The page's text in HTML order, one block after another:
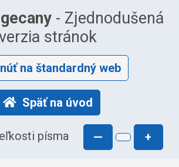
- Zjednodušená
stránok
na štandardný web
Späť na úvod
písma — +